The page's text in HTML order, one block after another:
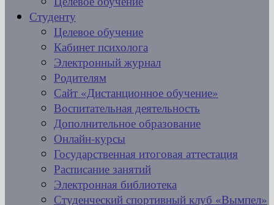
Студенту
Целевое обучение
Кабинет психолога
Электронный журнал
Родителям
Сайт «Дистанционное обучение»
Воспитательная деятельность
Дополнительное образование
Онлайн-курсы
Государственная итоговая аттестация
Расписание занятий
Электронная библиотека
Студенческий спортивный клуб «Вымпел»